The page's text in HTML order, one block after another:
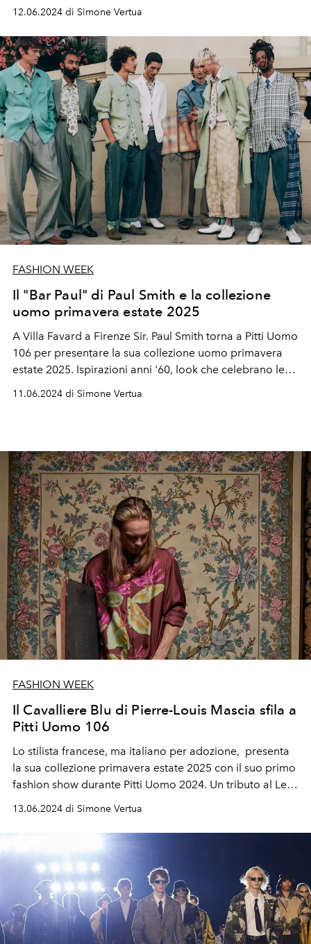
tradizione artigianale locale.
12.06.2024 di Simone Vertua
FASHION WEEK
Il "Bar Paul" di Paul Smith e la collezione
uomo primavera estate 2025
A Villa Favard a Firenze Sir. Paul Smith torna a Pitti Uomo
106 per presentare la sua collezione uomo primavera
estate 2025. Ispirazioni anni '60, look che celebrano le
star di Paul Smith e un notevole lavoro sull'archivio del
11.06.2024 di Simone Vertua
FASHION WEEK
Il Cavalliere Blu di Pierre-Louis Mascia sfila a
Pitti Uomo 106
Lo stilista francese, ma italiano per adozione, presenta
la sua collezione primavera estate 2025 con il suo primo
fashion show durante Pitti Uomo 2024. Un tributo al Le
Cavalier Bleu al
13.06.2024 di Simone Vertua